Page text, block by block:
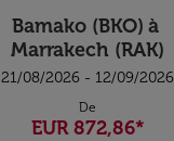
Bamako (BKO) à
Marrakech (RAK)
21/08/2026 - 12/09/2026
De
EUR 872,86*